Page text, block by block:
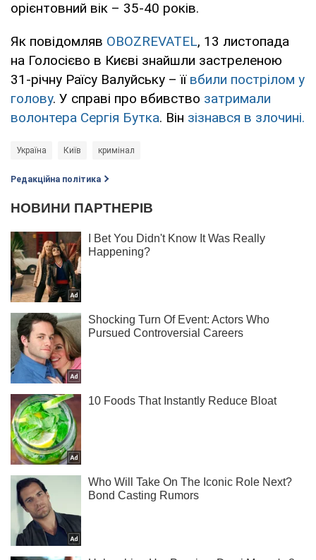
орієнтовний вік – 35-40 років.
Як повідомляв OBOZREVATEL, 13 листопада
на Голосієво в Києві знайшли застреленою
31-річну Раїсу Валуйську – її вбили пострілом у
голову. У справі про вбивство затримали
волонтера Сергія Бутка. Він зізнався в злочині.
Україна Київ кримінал
Редакційна політика